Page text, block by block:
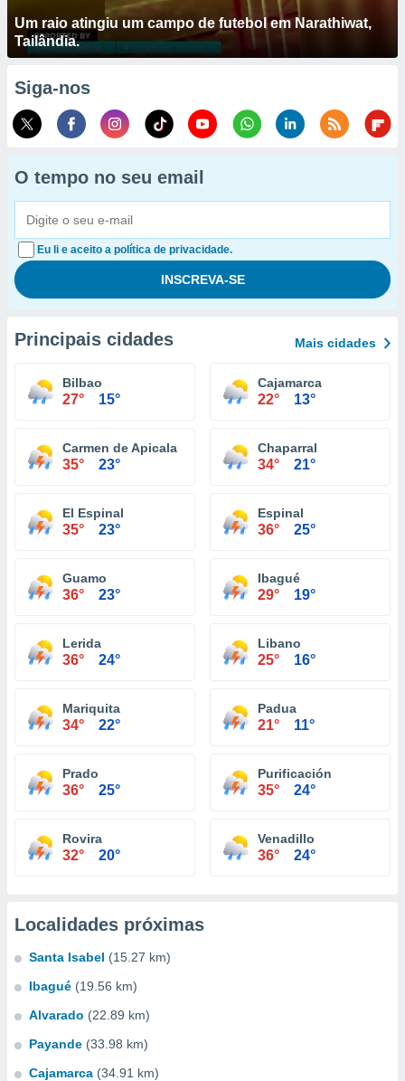
Um raio atingiu um campo de futebol em Narathiwat,
Tailândia.
Siga-nos
O tempo no seu email
Eu li e aceito a política de privacidade.
Principais cidades Mais cidades
Bilbao
27° 15°
Cajamarca
22° 13°
Carmen de Apicala
35° 23°
Chaparral
34° 21°
El Espinal
35° 23°
Espinal
36° 25°
Guamo
36° 23°
Ibagué
29° 19°
Lerida
36° 24°
Libano
25° 16°
Mariquita
34° 22°
Padua
21° 11°
Prado
36° 25°
Purificación
35° 24°
Rovira
32° 20°
Venadillo
36° 24°
Localidades próximas
Santa Isabel (15.27 km)
Ibagué (19.56 km)
Alvarado (22.89 km)
Payande (33.98 km)
Cajamarca (34.91 km)